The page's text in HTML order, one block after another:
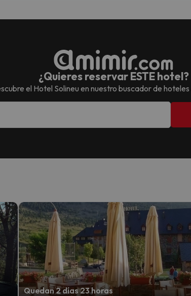
¿Quieres reservar ESTE hotel?
el Hotel Solineu en nuestro buscador de hoteles
Quedan 2 días 23 horas